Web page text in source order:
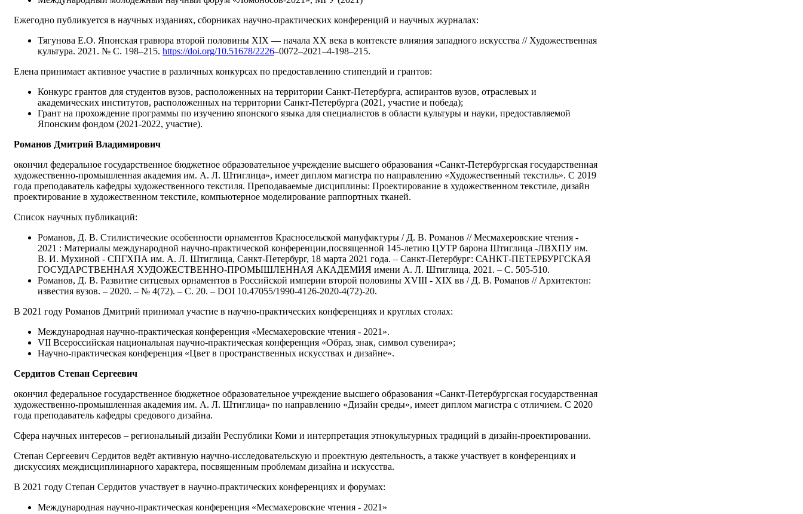
Ежегодно публикуется в научных изданиях, сборниках научно-практических конференций и научных журналах:
Тягунова Е.О. Японская гравюра второй половины XIX — начала XX века в контексте влияния западного искусства // Художественная
культура. 2021. № С. 198–215. https://doi.org/10.51678/2226–0072–2021–4-198–215.
Елена принимает активное участие в различных конкурсах по предоставлению стипендий и грантов:
Конкурс грантов для студентов вузов, расположенных на территории Санкт-Петербурга, аспирантов вузов, отраслевых и
академических институтов, расположенных на территории Санкт-Петербурга (2021, участие и победа);
Грант на прохождение программы по изучению японского языка для специалистов в области культуры и науки, предоставляемой
Японским фондом (2021-2022, участие).
Романов Дмитрий Владимирович
окончил федеральное государственное бюджетное образовательное учреждение высшего образования «Санкт-Петербургская государственная
художественно-промышленная академия им. А. Л. Штиглица», имеет диплом магистра по направлению «Художественный текстиль». С 2019
года преподаватель кафедры художественного текстиля. Преподаваемые дисциплины: Проектирование в художественном текстиле, дизайн
проектирование в художественном текстиле, компьютерное моделирование раппортных тканей.
Список научных публикаций:
Романов, Д. В. Стилистические особенности орнаментов Красносельской мануфактуры / Д. В. Романов // Месмахеровские чтения -
2021 : Материалы международной научно-практической конференции,посвященной 145-летию ЦУТР барона Штиглица -ЛВХПУ им.
В. И. Мухиной - СПГХПА им. А. Л. Штиглица, Санкт-Петербург, 18 марта 2021 года. – Санкт-Петербург: САНКТ-ПЕТЕРБУРГСКАЯ
ГОСУДАРСТВЕННАЯ ХУДОЖЕСТВЕННО-ПРОМЫШЛЕННАЯ АКАДЕМИЯ имени А. Л. Штиглица, 2021. – С. 505-510.
Романов, Д. В. Развитие ситцевых орнаментов в Российской империи второй половины XVIII - XIX вв / Д. В. Романов // Архитектон:
известия вузов. – 2020. – № 4(72). – С. 20. – DOI 10.47055/1990-4126-2020-4(72)-20.
В 2021 году Романов Дмитрий принимал участие в научно-практических конференциях и круглых столах:
Международная научно-практическая конференция «Месмахеровские чтения - 2021».
VII Всероссийская национальная научно-практическая конференция «Образ, знак, символ сувенира»;
Научно-практическая конференция «Цвет в пространственных искусствах и дизайне».
Сердитов Степан Сергеевич
окончил федеральное государственное бюджетное образовательное учреждение высшего образования «Санкт-Петербургская государственная
художественно-промышленная академия им. А. Л. Штиглица» по направлению «Дизайн среды», имеет диплом магистра с отличием. С 2020
года преподаватель кафедры средового дизайна.
Сфера научных интересов – региональный дизайн Республики Коми и интерпретация этнокультурных традиций в дизайн-проектировании.
Степан Сергеевич Сердитов ведёт активную научно-исследовательскую и проектную деятельность, а также участвует в конференциях и
дискуссиях междисциплинарного характера, посвященным проблемам дизайна и искусства.
В 2021 году Степан Сердитов участвует в научно-практических конференциях и форумах:
Международная научно-практическая конференция «Месмахеровские чтения - 2021»